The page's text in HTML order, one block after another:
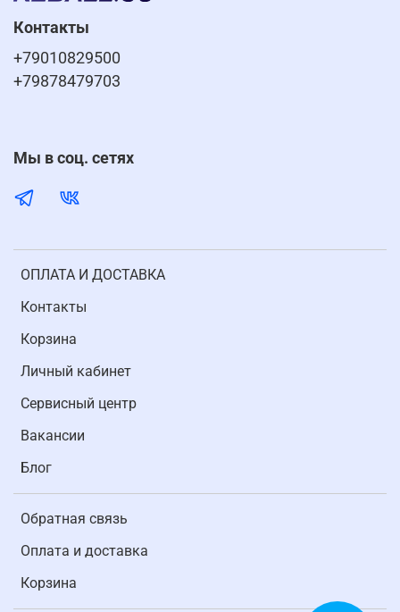
ОПЛАТА И ДОСТАВКА
Контакты
Корзина
Личный кабинет
Cервисный центр
Вакансии
Блог
Обратная связь
Оплата и доставка
Корзина
Контакты
+79010829500
+79878479703
Мы в соц. сетях